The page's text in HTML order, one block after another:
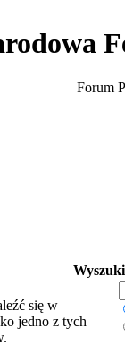
Forum
się w
jedno z tych